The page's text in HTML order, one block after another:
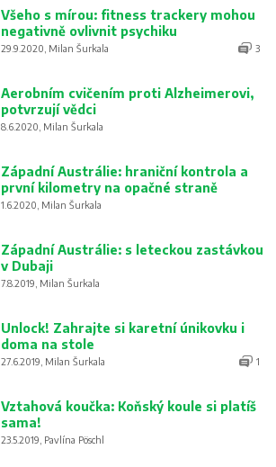
Všeho s mírou: fitness trackery mohou
negativně ovlivnit psychiku
29.9.2020, Milan Šurkala 3
Aerobním cvičením proti Alzheimerovi,
potvrzují vědci
8.6.2020, Milan Šurkala
Západní Austrálie: hraniční kontrola a
první kilometry na opačné straně
1.6.2020, Milan Šurkala
Západní Austrálie: s leteckou zastávkou
v Dubaji
7.8.2019, Milan Šurkala
Unlock! Zahrajte si karetní únikovku i
doma na stole
27.6.2019, Milan Šurkala 1
Vztahová koučka: Koňský koule si platíš
sama!
23.5.2019, Pavlína Pöschl